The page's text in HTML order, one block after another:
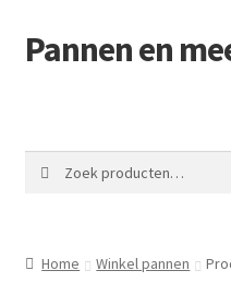
Ga
door
Ga
naar
Pannen en
Winkelmand
Mijn account
Home Winkel pannen